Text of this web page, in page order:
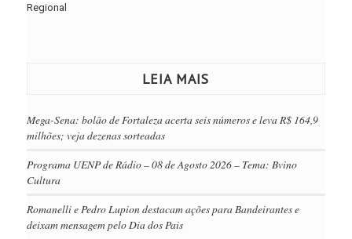
Regional
LEIA MAIS
Mega-Sena: bolão de Fortaleza acerta seis números e leva R$ 164,9
milhões; veja dezenas sorteadas
Programa UENP de Rádio – 08 de Agosto 2026 – Tema: Bvino
Cultura
Romanelli e Pedro Lupion destacam ações para Bandeirantes e
deixam mensagem pelo Dia dos Pais